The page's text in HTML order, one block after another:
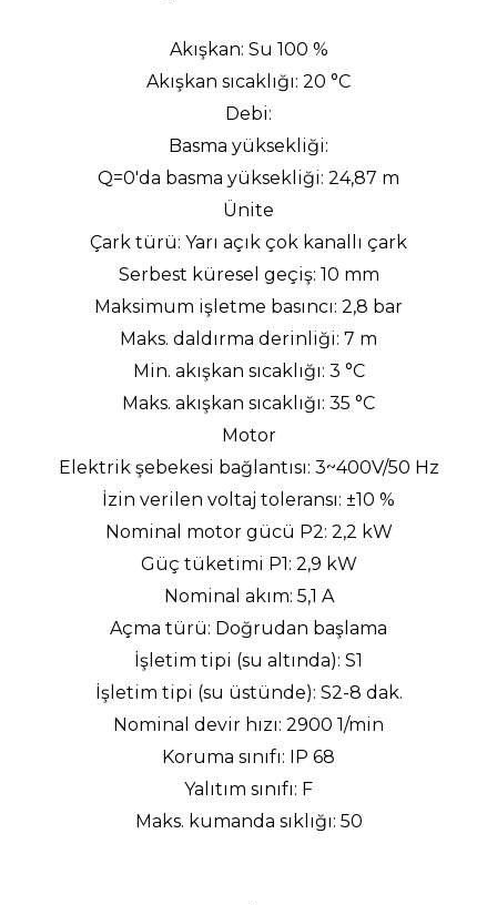
Akışkan: Su 100 %
Akışkan sıcaklığı: 20 °C
Debi:
Basma yüksekliği:
Q=0'da basma yüksekliği: 24,87 m
Ünite
Çark türü: Yarı açı k çok kanall ı çark
Serbest küresel geçiş: 10 mm
Maksimum işletme basıncı: 2,8 bar
Maks. daldırma derinliği: 7 m
Min. akışkan sıcaklığı: 3 °C
Maks. akışkan sıcaklığı: 35 °C
Motor
Elektrik şebekesi bağlantısı: 3~400V/50 Hz
İzin verilen voltaj toleransı: ±10 %
Nominal motor gücü P2: 2,2 kW
Güç tüketimi P1: 2,9 kW
Nominal akım: 5,1 A
Açma türü: Doğrudan baş lama
İşletim tipi (su altında): S1
İşletim tipi (su üstünde): S2-8 dak.
Nominal devir hızı: 2900 1/min
Koruma sınıfı: IP 68
Yalıtım sınıfı: F
Maks. kumanda sıklığı: 50